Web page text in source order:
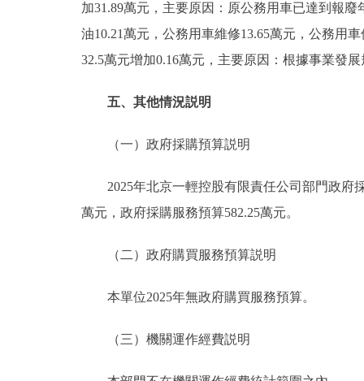
加31.89萬元，主要原因：原公務用車已達到報
油10.21萬元，公務用車維修13.65萬元，公務用
32.5萬元增加0.16萬元，主要原因：根據事業發
五、其他情況説明
（一）政府採購預算説明
2025年北京一輕控股有限責任公司部門政府採
萬元，政府採購服務預算582.25萬元。
（二）政府購買服務預算説明
本單位2025年無政府購買服務預算。
（三）機關運作經費説明